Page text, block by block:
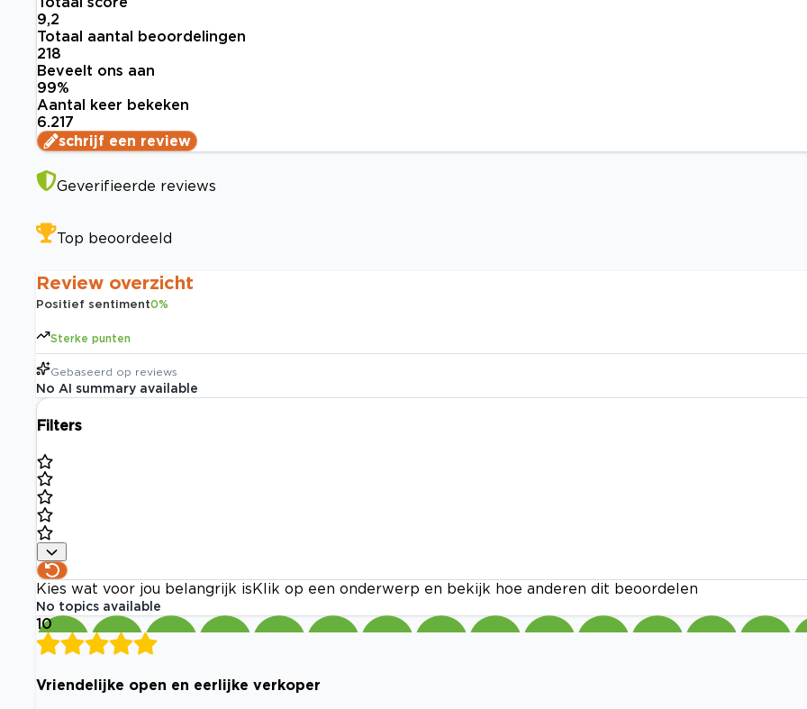
9,2
Totaal aantal beoordelingen
218
Beveelt ons aan
99%
Aantal keer bekeken
6.217
schrijf een review
Geverifieerde reviews
Top beoordeeld
Review overzicht
Positief sentiment0%
Sterke punten
Gebaseerd op reviews
No AI summary available
Filters
Kies wat voor jou belangrijk is Klik op een onderwerp en bekijk hoe anderen dit beoordelen
No topics available
10
Vriendelijke open en eerlijke verkoper